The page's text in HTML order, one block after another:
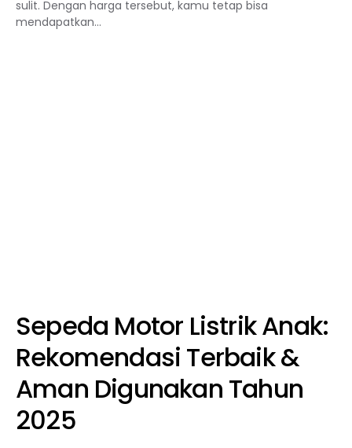
sulit. Dengan harga tersebut, kamu tetap bisa
mendapatkan…
Sepeda Motor Listrik Anak:
Rekomendasi Terbaik &
Aman Digunakan Tahun
2025